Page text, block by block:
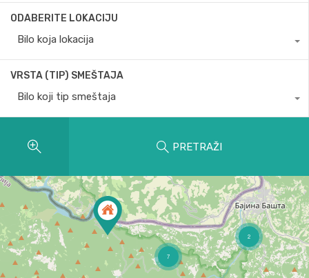
ODABERITE LOKACIJU
Bilo koja lokacija
VRSTA (TIP) SMEŠTAJA
Bilo koji tip smeštaja
PRETRAŽI
2
7